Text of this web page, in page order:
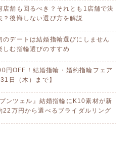
店舗も回るべき？それとも1店舗で決
？後悔しない選び方を解説
のデートは結婚指輪選びにしません
しむ指輪選びのすすめ
円OFF！結婚指輪・婚約指輪フェア
日（木）まで】
ンツェル』結婚指輪にK10素材が新
22万円から選べるブライダルリング